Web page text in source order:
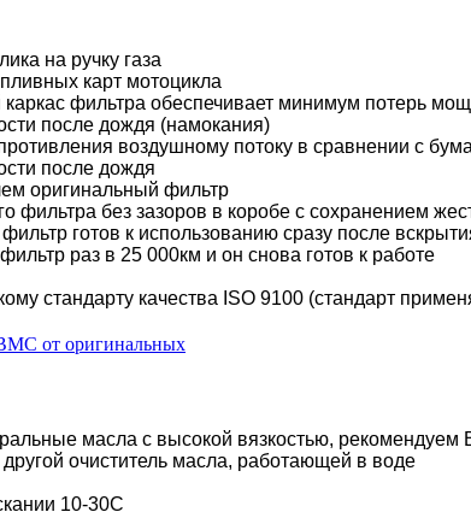
на ручку газа
карт мотоцикла
фильтра обеспечивает минимум потерь
после дождя (намокания)
воздушному потоку в сравнении с
после дождя
оригинальный фильтр
фильтра без зазоров в коробе с сохранением
готов к использованию сразу после
раз в 25 000км и он снова готов к работе
стандарту качества ISO 9100 (стандарт
от оригинальных
масла с высокой вязкостью, рекомендуем
очиститель масла, работающей в воде
10-30С